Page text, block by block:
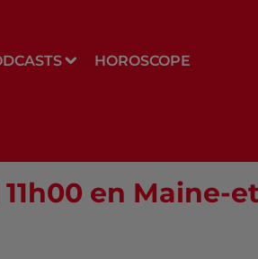
HOROSCOPE
en Maine-